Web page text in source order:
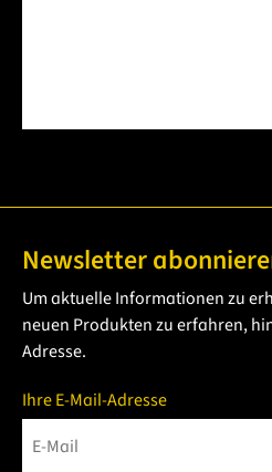
Newsletter
Um aktuelle Informationen zu
neuen Produkten zu erfahren,
Adresse.
Ihre E-Mail-Adresse